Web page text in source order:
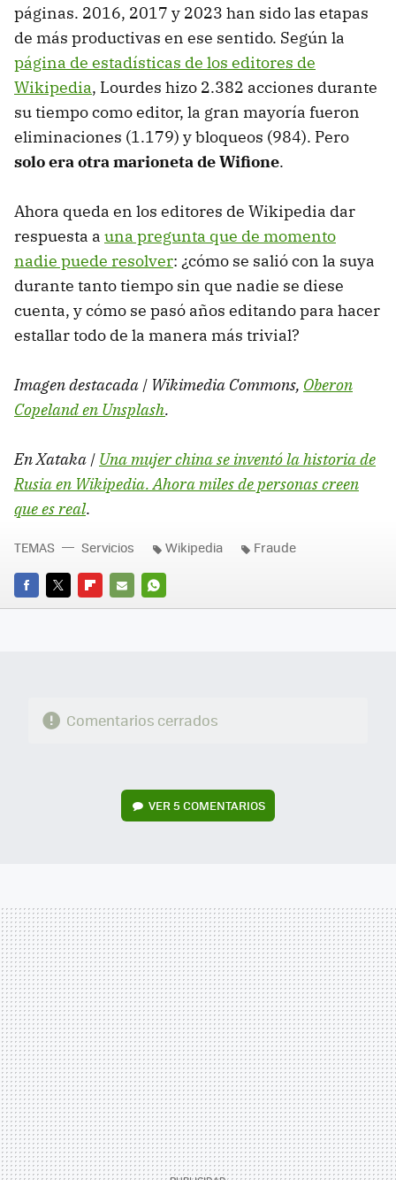
páginas. 2016, 2017 y 2023 han sido las etapas
de más productivas en ese sentido. Según la
página de estadísticas de los editores de
Wikipedia, Lourdes hizo 2.382 acciones durante
su tiempo como editor, la gran mayoría fueron
eliminaciones (1.179) y bloqueos (984). Pero
solo era otra marioneta de Wifione.
Ahora queda en los editores de Wikipedia dar
respuesta a una pregunta que de momento
nadie puede resolver: ¿cómo se salió con la suya
durante tanto tiempo sin que nadie se diese
cuenta, y cómo se pasó años editando para hacer
estallar todo de la manera más trivial?
Imagen destacada | Wikimedia Commons, Oberon
Copeland en Unsplash.
En Xataka | Una mujer china se inventó la historia de
Rusia en Wikipedia. Ahora miles de personas creen
que es real.
FACEBOOK
TWITTERFLIPBOARD
E-
WHATSAPP
TEMAS Servicios Wikipedia Fraude
Comentarios cerrados
VER 5 COMENTARIOS